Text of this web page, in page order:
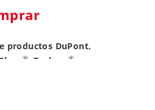
productos DuPont.
® , Tychem ®